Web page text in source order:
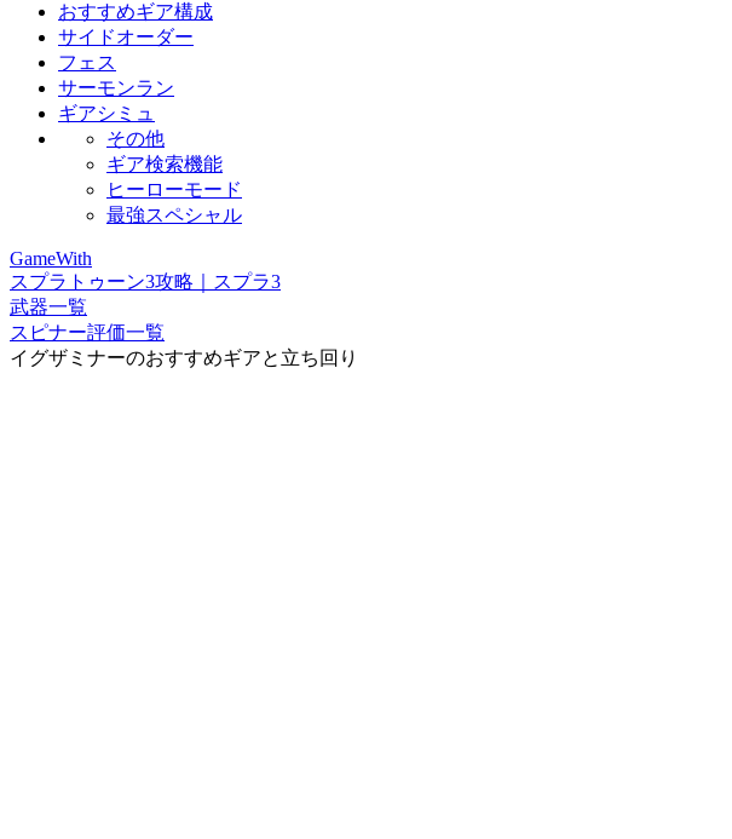
おすすめギア構成
サイドオーダー
フェス
サーモンラン
ギアシミュ
その他
ギア検索機能
ヒーローモード
最強スペシャル
GameWith
スプラトゥーン3攻略｜スプラ3
武器一覧
スピナー評価一覧
イグザミナーのおすすめギアと立ち回り